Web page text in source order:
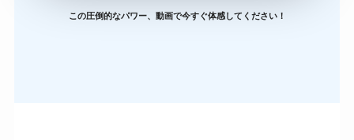
この圧倒的なパワー、動画で今すぐ体感してください！